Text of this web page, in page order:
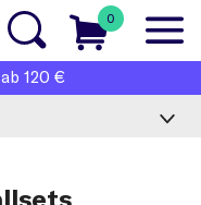
0
ab 120 €